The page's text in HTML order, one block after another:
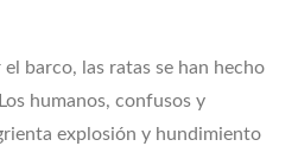
barco, las ratas se han hecho
humanos, confusos y
explosión y hundimiento